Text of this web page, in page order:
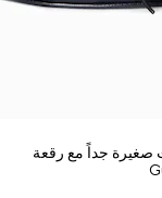
صغيرة جداً مع رقعة